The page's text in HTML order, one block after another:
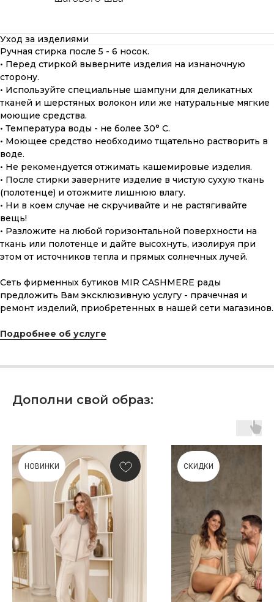
Уход за изделиями
Ручная стирка после 5 - 6 носок.
• Перед стиркой выверните изделия на изнаночную
сторону.
• Используйте специальные шампуни для деликатных
тканей и шерстяных волокон или же натуральные мягкие
моющие средства.
• Температура воды - не более 30° С.
• Моющее средство необходимо тщательно растворить в
воде.
• Не рекомендуется отжимать кашемировые изделия.
• После стирки заверните изделие в чистую сухую ткань
(полотенце) и отожмите лишнюю влагу.
• Ни в коем случае не скручивайте и не растягивайте
вещь!
• Разложите на любой горизонтальной поверхности на
ткань или полотенце и дайте высохнуть, изолируя при
этом от источников тепла и прямых солнечных лучей.
Сеть фирменных бутиков MIR CASHMERE рады
предложить Вам эксклюзивную услугу - прачечная и
ремонт изделий, приобретенных в нашей сети магазинов.
Подробнее об услуге
Дополни свой образ:
НОВИНКИ СКИДКИ
Что может быть лучше подарка,
сделанного с любовью, теплом
и рассчитанного на долгие годы?
на Телеграм канал
Хотите быть в курсе всех новинок
и акций, подпишитесь на email рассылку
Новинки, акции, подарки
и модный журнал — всё это
в нашем телеграмм канале:
MIR CASHMERE Official